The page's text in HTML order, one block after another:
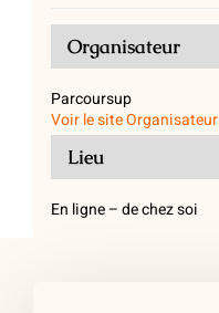
Lieu
En ligne – de chez soi
Organisateur
Parcoursup
Voir le site Organisateur